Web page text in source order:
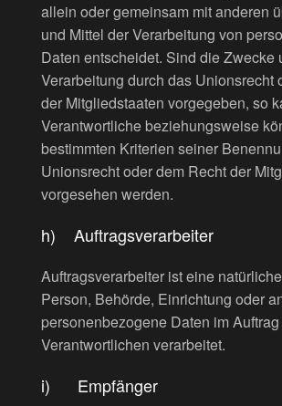
allein oder gemeinsam mit anderen
und Mittel der Verarbeitung von
Daten entscheidet. Sind die Zwecke
Verarbeitung durch das Unionsrecht
der Mitgliedstaaten vorgegeben, so
Verantwortliche beziehungsweise
bestimmten Kriterien seiner
Unionsrecht oder dem Recht der
vorgesehen werden.
h) Auftragsverarbeiter
Auftragsverarbeiter ist eine
Person, Behörde, Einrichtung oder
personenbezogene Daten im
Verantwortlichen verarbeitet.
i) Empfänger